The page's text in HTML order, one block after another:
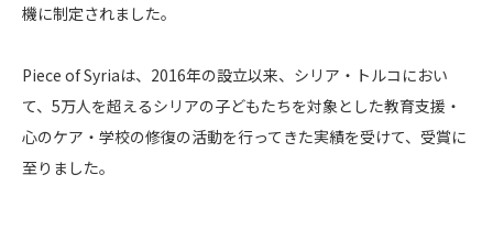
機に制定されました。
Piece of Syriaは、2016年の設立以来、シリア・トルコにおい
て、5万人を超えるシリアの子どもたちを対象とした教育支援・
心のケア・学校の修復の活動を行ってきた実績を受けて、受賞に
至りました。